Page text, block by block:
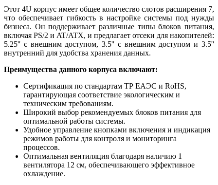
Этот 4U корпус имеет общее количество слотов расширения 7,
что обеспечивает гибкость в настройке системы под нужды
бизнеса. Он поддерживает различные типы блоков питания,
включая PS/2 и AT/ATX, и предлагает отсеки для накопителей:
5.25'' с внешним доступом, 3.5'' с внешним доступом и 3.5''
внутренний для удобства хранения данных.
Преимущества данного корпуса включают:
Сертификация по стандартам ТР ЕАЭС и RoHS,
гарантирующая соответствие экологическим и
техническим требованиям.
Широкий выбор рекомендуемых блоков питания для
оптимальной работы системы.
Удобное управление кнопками включения и индикация
режимов работы для контроля и мониторинга
процессов.
Оптимальная вентиляция благодаря наличию 1
вентилятора 12 см, обеспечивающего эффективное
охлаждение.